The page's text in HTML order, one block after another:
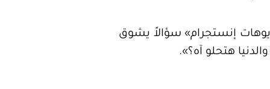
إنستجرام» سؤالاً يشوق
هتحلو آه؟».